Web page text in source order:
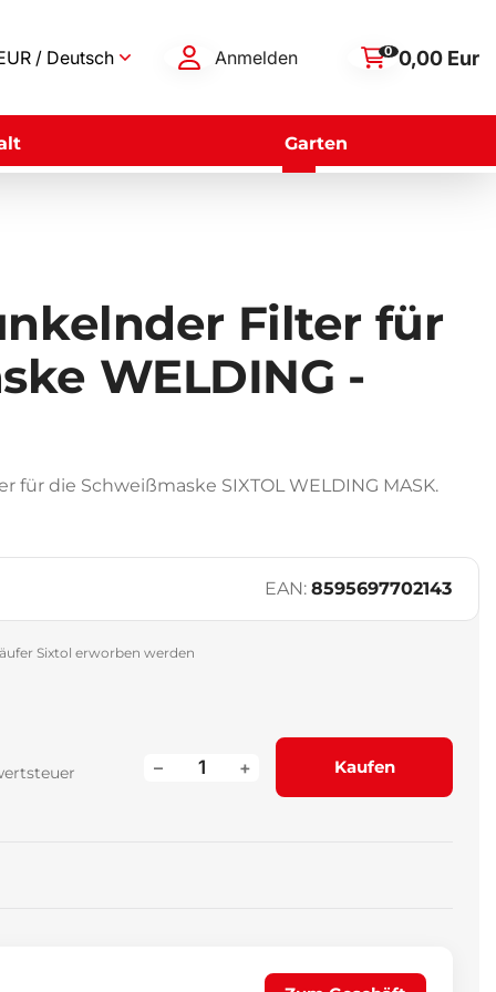
/ Deutsch Anmelden 0 0,00 Eur
Garten
Filter für
WELDING -
die Schweißmaske SIXTOL WELDING MASK.
EAN: 8595697702143
Sixtol erworben werden
+
– Kaufen